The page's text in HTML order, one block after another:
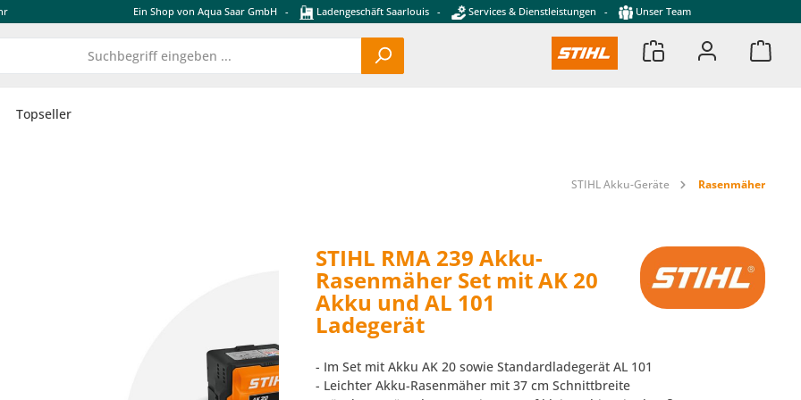
Ein Shop von Aqua Saar GmbH - Ladengeschäft Saarlouis - Services & Dienstleistungen - Unser Team
Topseller
STIHL Akku-Geräte Rasenmäher
STIHL RMA 239 Akku-
Rasenmäher Set mit AK 20
Akku und AL 101
Ladegerät
- Im Set mit Akku AK 20 sowie Standardladegerät AL 101
- Leichter Akku-Rasenmäher mit 37 cm Schnittbreite